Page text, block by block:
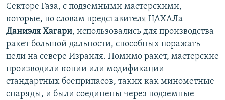
Секторе Газа, с подземными мастерскими,
которые, по словам представителя ЦАХАЛа
Даниэля Хагари, использовались для производства
ракет большой дальности, способных поражать
цели на севере Израиля. Помимо ракет, мастерские
производили копии или модификации
стандартных боеприпасов, таких как минометные
снаряды, и были соединены через подземные